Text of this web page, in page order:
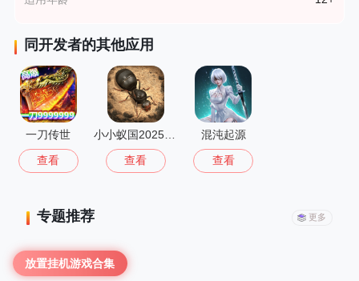
同开发者的其他应用
一刀传世
查看
小小蚁国2025最新版
查看
混沌起源
查看
专题推荐 更多
放置挂机游戏合集